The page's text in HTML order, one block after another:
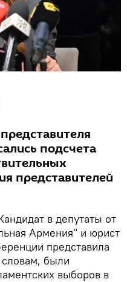
подсчета
представителей
в депутаты от
Армения" и юрист
представила
были
выборов в